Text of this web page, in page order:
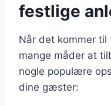
festlige
Når det kommer
mange måder at
nogle populære
dine gæster: